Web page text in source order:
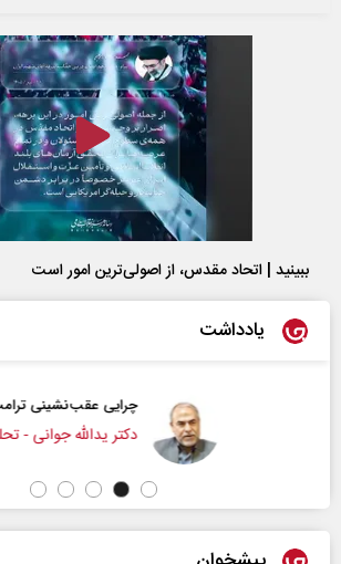
ببینید | اتحاد مقدس، از اصولی‌ترین امور است
یادداشت
چرایی عقب‌نشینی ترامپ؟
دکتر یدالله جوانی - تحلیلگر مسائل